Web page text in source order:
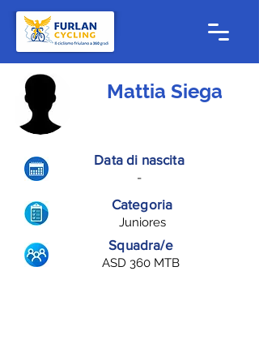
Mattia Siega
Data di nascita
-
Categoria
Juniores
Squadra/e
ASD 360 MTB